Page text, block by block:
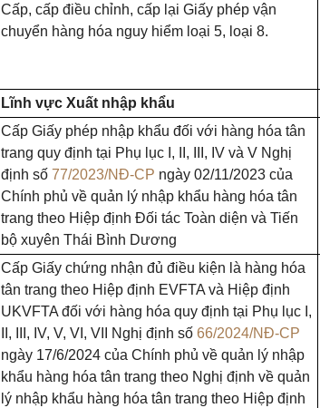
Cấp, cấp điều chỉnh, cấp lại Giấy phép vận
chuyển hàng hóa nguy hiểm loại 5, loại 8.
Lĩnh vực Xuất nhập khẩu
Cấp Giấy phép nhập khẩu đối với hàng hóa tân
trang quy định tại Phụ lục I, II, III, IV và V Nghị
định số 77/2023/NĐ-CP ngày 02/11/2023 của
Chính phủ về quản lý nhập khẩu hàng hóa tân
trang theo Hiệp định Đối tác Toàn diện và Tiến
bộ xuyên Thái Bình Dương
Cấp Giấy chứng nhận đủ điều kiện là hàng hóa
tân trang theo Hiệp định EVFTA và Hiệp định
UKVFTA đối với hàng hóa quy định tại Phụ lục I,
II, III, IV, V, VI, VII Nghị định số 66/2024/NĐ-CP
ngày 17/6/2024 của Chính phủ về quản lý nhập
khẩu hàng hóa tân trang theo Nghị định về quản
lý nhập khẩu hàng hóa tân trang theo Hiệp định